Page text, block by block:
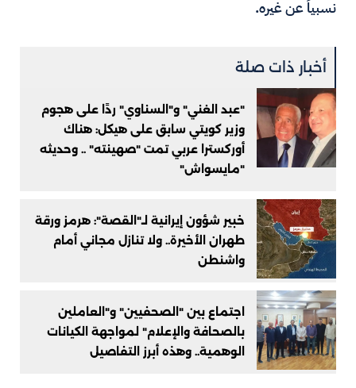
نسبياً عن غيره.
أخبار ذات صلة
"عبد الغني" و"السناوي" ردًا على هجوم
وزير كويتي سابق على هيكل: هناك
أوركسترا عربي تمت "صهينته" .. وحديثه
"مايسواش"
خبير شؤون إيرانية لـ"القصة": هرمز ورقة
طهران الأخيرة.. ولا تنازل مجاني أمام
واشنطن
اجتماع بين "الصحفيين" و"العاملين
بالصحافة والإعلام" لمواجهة الكيانات
الوهمية.. وهذه أبرز التفاصيل